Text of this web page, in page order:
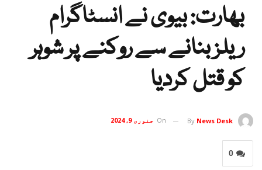
بھارت: بیوی نے انسٹاگرام
ریلز بنانے سے روکنے پر شوہر
کو قتل کردیا
By News Desk
On جنوری 9, 2024
0